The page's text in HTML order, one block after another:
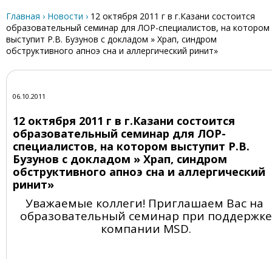
Главная › Новости › 12 октября 2011 г в г.Казани состоится
образовательный семинар для ЛОР-специалистов, на котором
выступит Р.В. Бузунов с докладом » Храп, синдром
обструктивного апноэ сна и аллергический ринит»
06.10.2011
12 октября 2011 г в г.Казани состоится
образовательный семинар для ЛОР-
специалистов, на котором выступит Р.В.
Бузунов с докладом » Храп, синдром
обструктивного апноэ сна и аллергический
ринит»
Уважаемые коллеги! Приглашаем Вас на
образовательный семинар при поддержке
компании MSD.